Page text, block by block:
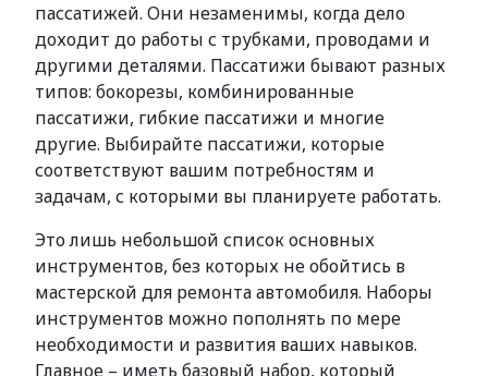
пассатижей. Они незаменимы, когда дело
доходит до работы с трубками, проводами и
другими деталями. Пассатижи бывают разных
типов: бокорезы, комбинированные
пассатижи, гибкие пассатижи и многие
другие. Выбирайте пассатижи, которые
соответствуют вашим потребностям и
задачам, с которыми вы планируете работать.
Это лишь небольшой список основных
инструментов, без которых не обойтись в
мастерской для ремонта автомобиля. Наборы
инструментов можно пополнять по мере
необходимости и развития ваших навыков.
Главное – иметь базовый набор, который